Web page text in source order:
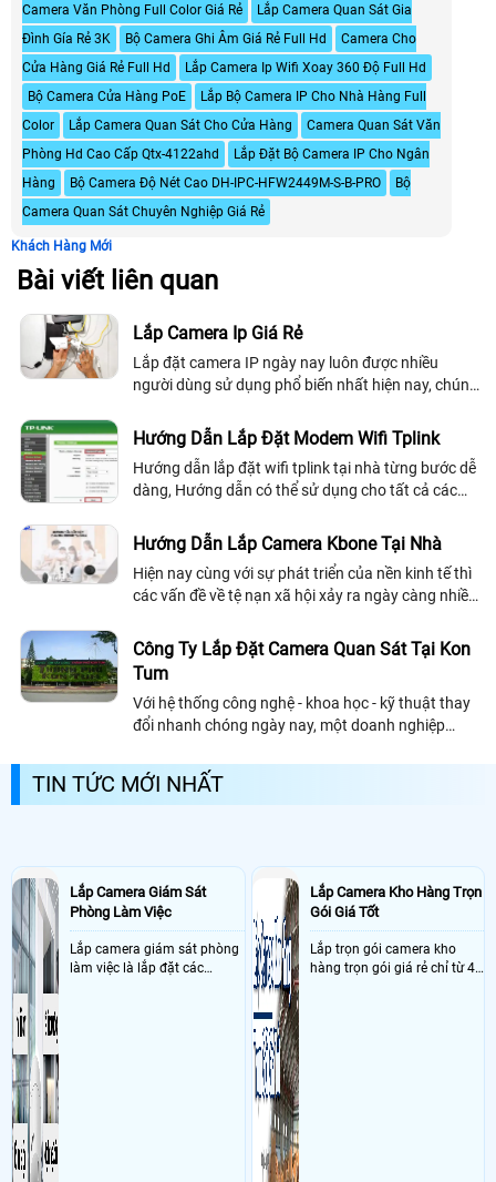
Camera Văn Phòng Full Color Giá Rẻ
Lắp Camera Quan Sát Gia
Đình Gía Rẻ 3K
Bộ Camera Ghi Âm Giá Rẻ Full Hd
Camera Cho
Cửa Hàng Giá Rẻ Full Hd
Lắp Camera Ip Wifi Xoay 360 Độ Full Hd
Bộ Camera Cửa Hàng PoE
Lắp Bộ Camera IP Cho Nhà Hàng Full
Color
Lắp Camera Quan Sát Cho Cửa Hàng
Camera Quan Sát Văn
Phòng Hd Cao Cấp Qtx-4122ahd
Lắp Đặt Bộ Camera IP Cho Ngân
Hàng
Bộ Camera Độ Nét Cao DH-IPC-HFW2449M-S-B-PRO
Bộ
Camera Quan Sát Chuyên Nghiệp Giá Rẻ
Khách Hàng Mới
Bài viết liên quan
Lắp Camera Ip Giá Rẻ
Lắp đặt camera IP ngày nay luôn được nhiều
người dùng sử dụng phổ biến nhất hiện nay, chúng
ưu. Vậy lắp camera IP giá rẻ bao nhiêu?
Hướng Dẫn Lắp Đặt Modem Wifi Tplink
Hướng dẫn lắp đặt wifi tplink tại nhà từng bước dễ
dàng, Hướng dẫn có thể sử dụng cho tất cả các
giao diên khác nhau nhưng nhìn ching các bước
cài đặt cũng tương tự nhau
Hướng Dẫn Lắp Camera Kbone Tại Nhà
Hiện nay cùng với sự phát triển của nền kinh tế thì
các vấn đề về tệ nạn xã hội xảy ra ngày càng nhiều
Công Ty Lắp Đặt Camera Quan Sát Tại Kon
Tum
Với hệ thống công nghệ - khoa học - kỹ thuật thay
đổi nhanh chóng ngày nay, một doanh nghiệp
Lựa chọn sản phẩm và dịch vụ chất...
TIN TỨC MỚI NHẤT
Lắp Camera Giám Sát
Phòng Làm Việc
Lắp camera giám sát phòng
làm việc là lắp đặt các
Lắp Camera Kho Hàng Trọn
Gói Giá Tốt
Lắp trọn gói camera kho
hàng trọn gói giá rẻ chỉ từ 4